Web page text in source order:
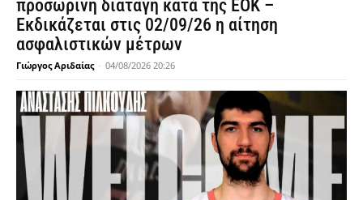
προσωρινή διαταγή κατά της ΕΟΚ –
Εκδικάζεται στις 02/09/26 η αίτηση
ασφαλιστικών μέτρων
Γιώργος Αριδαίας - 04/08/2026 20:26